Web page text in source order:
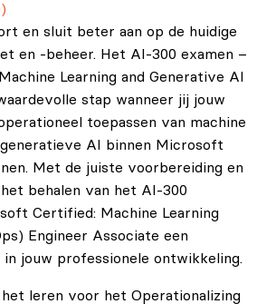
en sluit beter aan op de huidige
en -beheer. Het AI-300 examen –
Learning and Generative AI
stap wanneer jij jouw
toepassen van machine
AI binnen Microsoft
Met de juiste voorbereiding en
behalen van het AI‑300
Certified: Machine Learning
Engineer Associate een
in jouw professionele ontwikkeling.
leren voor het Operationalizing